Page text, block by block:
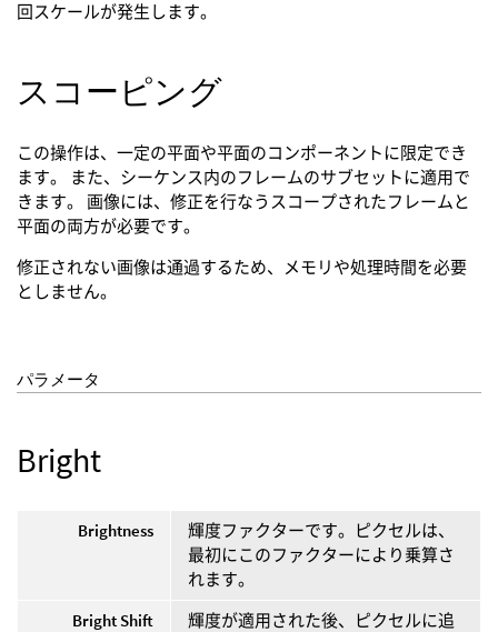
回スケールが発生します。
スコーピング
この操作は、一定の平面や平面のコンポーネントに限定でき
ます。 また、シーケンス内のフレームのサブセットに適用で
きます。 画像には、修正を行なうスコープされたフレームと
平面の両方が必要です。
修正されない画像は通過するため、メモリや処理時間を必要
としません。
パラメータ
Bright
Brightness
輝度ファクターです。ピクセルは、
最初にこのファクターにより乗算さ
れます。
Bright Shift
輝度が適用された後、ピクセルに追